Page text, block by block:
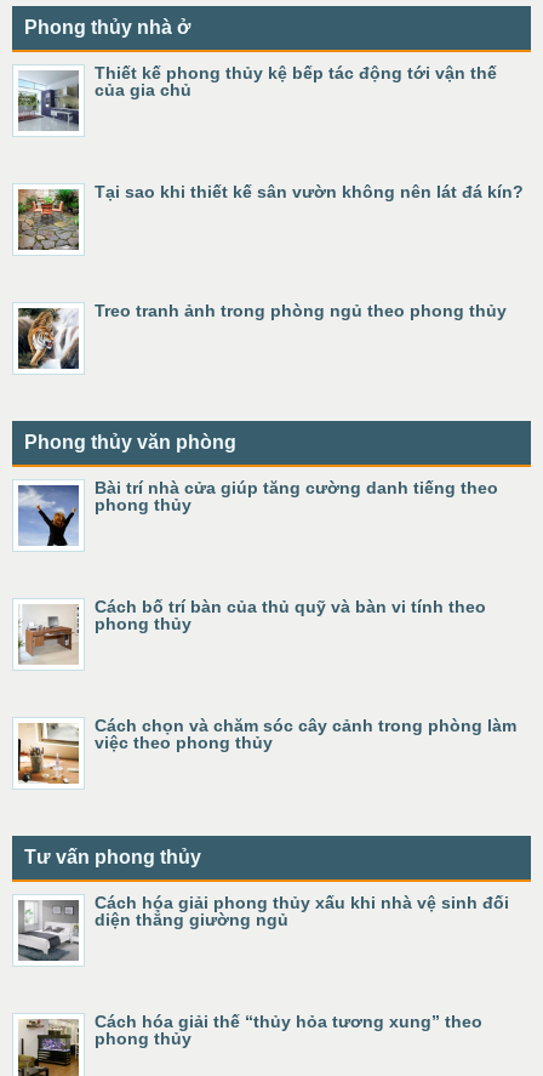
Phong thủy nhà ở
Thiết kế phong thủy kệ bếp tác động tới vận thế
của gia chủ
Tại sao khi thiết kế sân vườn không nên lát đá kín?
Treo tranh ảnh trong phòng ngủ theo phong thủy
Phong thủy văn phòng
Bài trí nhà cửa giúp tăng cường danh tiếng theo
phong thủy
Cách bố trí bàn của thủ quỹ và bàn vi tính theo
phong thủy
Cách chọn và chăm sóc cây cảnh trong phòng làm
việc theo phong thủy
Tư vấn phong thủy
Cách hóa giải phong thủy xấu khi nhà vệ sinh đối
diện thẳng giường ngủ
Cách hóa giải thế “thủy hỏa tương xung” theo
phong thủy